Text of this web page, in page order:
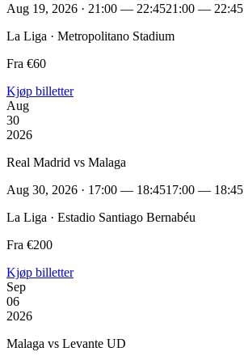
Aug 19, 2026 · 21:00 — 22:4521:00 — 22:45
La Liga · Metropolitano Stadium
Fra €60
Kjøp billetter
Aug
30
2026
Real Madrid vs Malaga
Aug 30, 2026 · 17:00 — 18:4517:00 — 18:45
La Liga · Estadio Santiago Bernabéu
Fra €200
Kjøp billetter
Sep
06
2026
Malaga vs Levante UD